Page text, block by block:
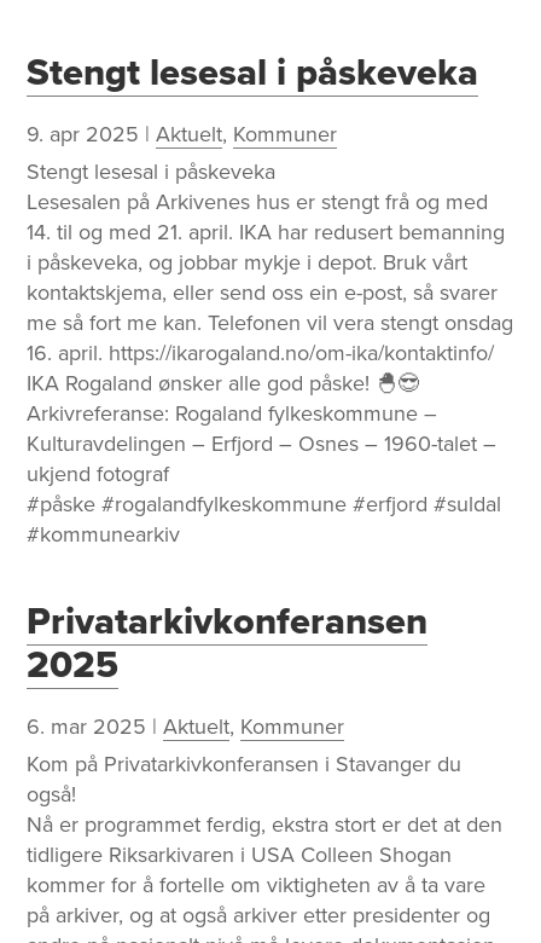
Stengt lesesal i påskeveka
9. apr 2025 |Aktuelt, Kommuner
Stengt lesesal i påskeveka
Lesesalen på Arkivenes hus er stengt frå og med
14. til og med 21. april. IKA har redusert bemanning
i påskeveka, og jobbar mykje i depot. Bruk vårt
kontaktskjema, eller send oss ein e-post, så svarer
me så fort me kan. Telefonen vil vera stengt onsdag
16. april. https://ikarogaland.no/om-ika/kontaktinfo/
IKA Rogaland ønsker alle god påske! 🐣😎
Arkivreferanse: Rogaland fylkeskommune –
Kulturavdelingen – Erfjord – Osnes – 1960-talet –
ukjend fotograf
#påske #rogalandfylkeskommune #erfjord #suldal
#kommunearkiv
Privatarkivkonferansen
2025
6. mar 2025 |Aktuelt, Kommuner
Kom på Privatarkivkonferansen i Stavanger du
også!
Nå er programmet ferdig, ekstra stort er det at den
tidligere Riksarkivaren i USA Colleen Shogan
kommer for å fortelle om viktigheten av å ta vare
på arkiver, og at også arkiver etter presidenter og